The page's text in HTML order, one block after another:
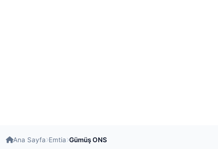
Ana Sayfa Emtia Gümüş ONS